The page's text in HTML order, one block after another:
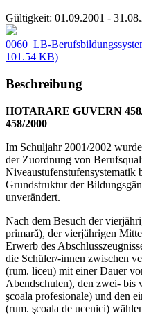
Gültigkeit: 01.09.2001 -
0060_LB-
101.54 KB)
Beschreibung
HOTARARE GUVERN
458/2000
Im Schuljahr 2001/2002
der Zuordnung von
Niveaustufenstufensystematik
Grundstruktur der
unverändert.
Nach dem Besuch der
primară), der vierjährigen
Erwerb des
die Schüler/-innen zwischen
(rum. liceu) mit einer Dauer
Abendschulen), den zwei- bis
şcoala profesionale) und den
(rum. şcoala de ucenici)